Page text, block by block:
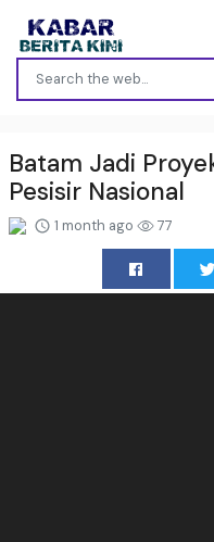
Batam Jadi
Pesisir Nasional
1 month ago 77